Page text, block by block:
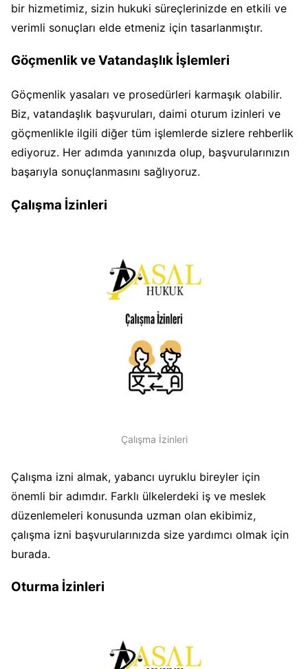
bir hizmetimiz, sizin hukuki süreçlerinizde en etkili ve
verimli sonuçları elde etmeniz için tasarlanmıştır.
Göçmenlik ve Vatandaşlık İşlemleri
Göçmenlik yasaları ve prosedürleri karmaşık olabilir.
Biz, vatandaşlık başvuruları, daimi oturum izinleri ve
göçmenlikle ilgili diğer tüm işlemlerde sizlere rehberlik
ediyoruz. Her adımda yanınızda olup, başvurularınızın
başarıyla sonuçlanmasını sağlıyoruz.
Çalışma İzinleri
Çalışma İzinleri
Çalışma izni almak, yabancı uyruklu bireyler için
önemli bir adımdır. Farklı ülkelerdeki iş ve meslek
düzenlemeleri konusunda uzman olan ekibimiz,
çalışma izni başvurularınızda size yardımcı olmak için
burada.
Oturma İzinleri